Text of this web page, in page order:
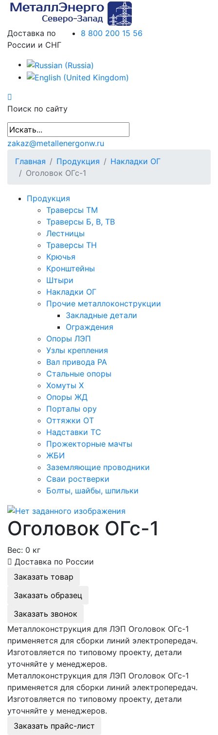
Доставка по
России и СНГ
8 800 200 15 56
Поиск по сайту
zakaz@metallenergonw.ru
Главная
Продукция
Накладки ОГ
Оголовок ОГс-1
Продукция
Траверсы ТМ
Траверсы Б, В, ТВ
Лестницы
Траверсы ТН
Крючья
Кронштейны
Штыри
Накладки ОГ
Прочие металлоконструкции
Закладные детали
Ограждения
Опоры ЛЭП
Узлы крепления
Вал привода РА
Стальные опоры
Хомуты Х
Опоры ЖД
Порталы ору
Оттяжки ОТ
Надставки ТС
Прожекторные мачты
ЖБИ
Заземляющие проводники
Сваи ростверки
Болты, шайбы, шпильки
Оголовок ОГс-1
Вес: 0 кг
Доставка по России
Заказать товар
Заказать образец
Заказать звонок
Металлоконструкция для ЛЭП Оголовок ОГс-1
применяется для сборки линий электропередач.
Изготовляется по типовому проекту, детали
уточняйте у менеджеров.
Металлоконструкция для ЛЭП Оголовок ОГс-1
применяется для сборки линий электропередач.
Изготовляется по типовому проекту, детали
уточняйте у менеджеров.
Заказать прайс-лист